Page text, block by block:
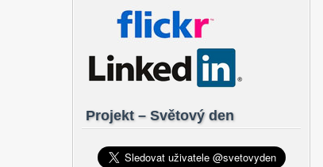
Projekt – Světový den